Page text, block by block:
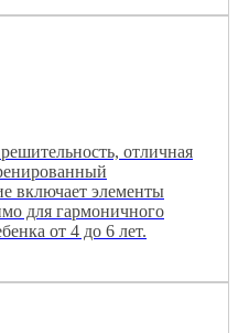
отличная
включает элементы
для гармоничного
от 4 до 6 лет.